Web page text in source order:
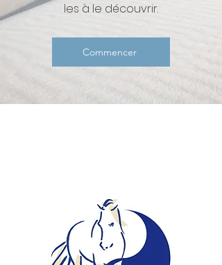
les à le découvrir.
Commencer